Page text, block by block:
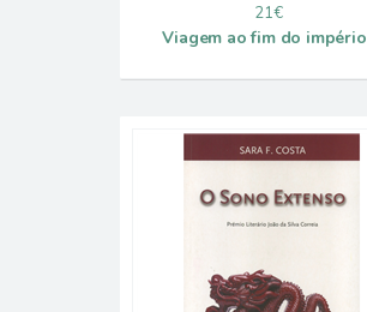
21€
Viagem ao fim do império